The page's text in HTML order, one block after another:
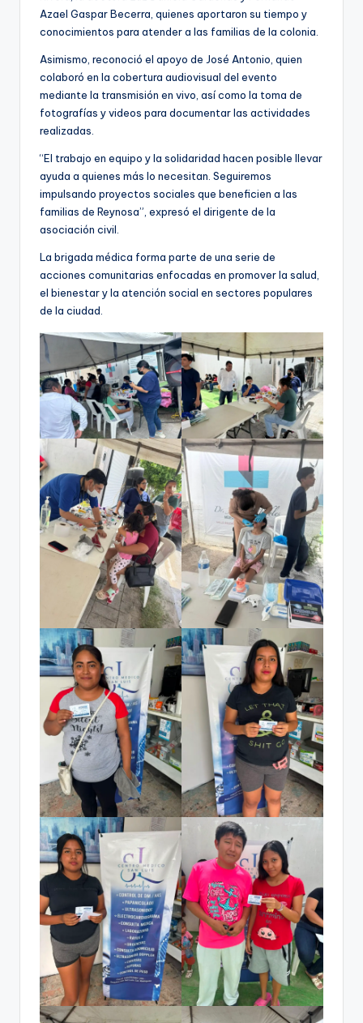
Azael Gaspar Becerra, quienes aportaron su tiempo y
conocimientos para atender a las familias de la colonia.
Asimismo, reconoció el apoyo de José Antonio, quien
colaboró en la cobertura audiovisual del evento
mediante la transmisión en vivo, así como la toma de
fotografías y videos para documentar las actividades
realizadas.
“El trabajo en equipo y la solidaridad hacen posible llevar
ayuda a quienes más lo necesitan. Seguiremos
impulsando proyectos sociales que beneficien a las
familias de Reynosa”, expresó el dirigente de la
asociación civil.
La brigada médica forma parte de una serie de
acciones comunitarias enfocadas en promover la salud,
el bienestar y la atención social en sectores populares
de la ciudad.